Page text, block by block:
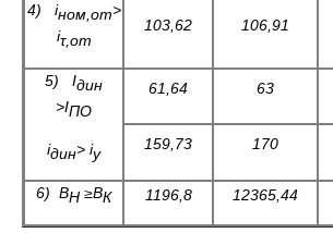
4) iном, от>
iτ,от
103,62 106,91
5) Iдин
>IПО
iдин> iу
61,64 63
159,73 170
6) ВН ≥ВК 1196,8 12365,44